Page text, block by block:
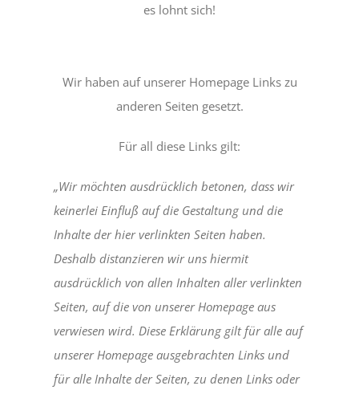
es lohnt sich!
Wir haben auf unserer Homepage Links zu
anderen Seiten gesetzt.
Für all diese Links gilt:
„Wir möchten ausdrücklich betonen, dass wir
keinerlei Einfluß auf die Gestaltung und die
Inhalte der hier verlinkten Seiten haben.
Deshalb distanzieren wir uns hiermit
ausdrücklich von allen Inhalten aller verlinkten
Seiten, auf die von unserer Homepage aus
verwiesen wird. Diese Erklärung gilt für alle auf
unserer Homepage ausgebrachten Links und
für alle Inhalte der Seiten, zu denen Links oder